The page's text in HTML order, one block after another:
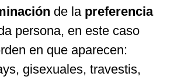
de la preferencia
persona, en este caso
en que aparecen:
gisexuales, travestis,